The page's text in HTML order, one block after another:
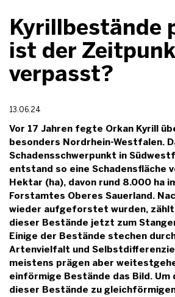
Kyrillbestände
ist der
verpasst?
13.06.24
Vor 17 Jahren fegte Orkan Kyrill
besonders Nordrhein-Westfalen.
Schadensschwerpunkt in
entstand so eine Schadensfläche
Hektar (ha), davon rund 8.000 ha
Forstamtes Oberes Sauerland.
wieder aufgeforstet wurden,
dieser Bestände jetzt zum
Einige der Bestände stechen
Artenvielfalt und
meistens prägen aber
einförmige Bestände das Bild. Um
dieser Bestände zu